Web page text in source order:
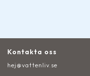
Kontakta oss
hej@vattenliv.se